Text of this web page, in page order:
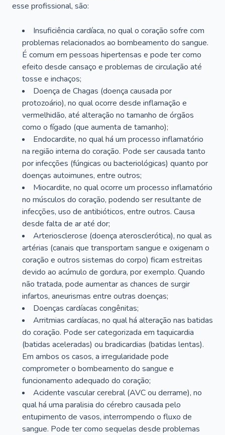
esse profissional, são:
Insuficiência cardíaca, no qual o coração sofre com
problemas relacionados ao bombeamento do sangue.
É comum em pessoas hipertensas e pode ter como
efeito desde cansaço e problemas de circulação até
tosse e inchaços;
Doença de Chagas (doença causada por
protozoário), no qual ocorre desde inflamação e
vermelhidão, até alteração no tamanho de órgãos
como o fígado (que aumenta de tamanho);
Endocardite, no qual há um processo inflamatório
na região interna do coração. Pode ser causada tanto
por infecções (fúngicas ou bacteriológicas) quanto por
doenças autoimunes, entre outros;
Miocardite, no qual ocorre um processo inflamatório
no músculos do coração, podendo ser resultante de
infecções, uso de antibióticos, entre outros. Causa
desde falta de ar até dor;
Arteriosclerose (doença aterosclerótica), no qual as
artérias (canais que transportam sangue e oxigenam o
coração e outros sistemas do corpo) ficam estreitas
devido ao acúmulo de gordura, por exemplo. Quando
não tratada, pode aumentar as chances de surgir
infartos, aneurismas entre outras doenças;
Doenças cardíacas congênitas;
Arritmias cardíacas, no qual há alteração nas batidas
do coração. Pode ser categorizada em taquicardia
(batidas aceleradas) ou bradicardias (batidas lentas).
Em ambos os casos, a irregularidade pode
comprometer o bombeamento do sangue e
funcionamento adequado do coração;
Acidente vascular cerebral (AVC ou derrame), no
qual há uma paralisia do cérebro causada pelo
entupimento de vasos, interrompendo o fluxo de
sangue. Pode ter como sequelas desde problemas